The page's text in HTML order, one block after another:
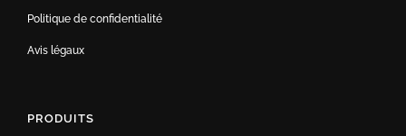
Politique de confidentialité
Avis légaux
PRODUITS